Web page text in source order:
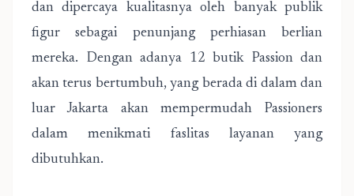
dan dipercaya kualitasnya oleh banyak publik
figur sebagai penunjang perhiasan berlian
mereka. Dengan adanya 12 butik Passion dan
akan terus bertumbuh, yang berada di dalam dan
luar Jakarta akan mempermudah Passioners
dalam menikmati faslitas layanan yang
dibutuhkan.